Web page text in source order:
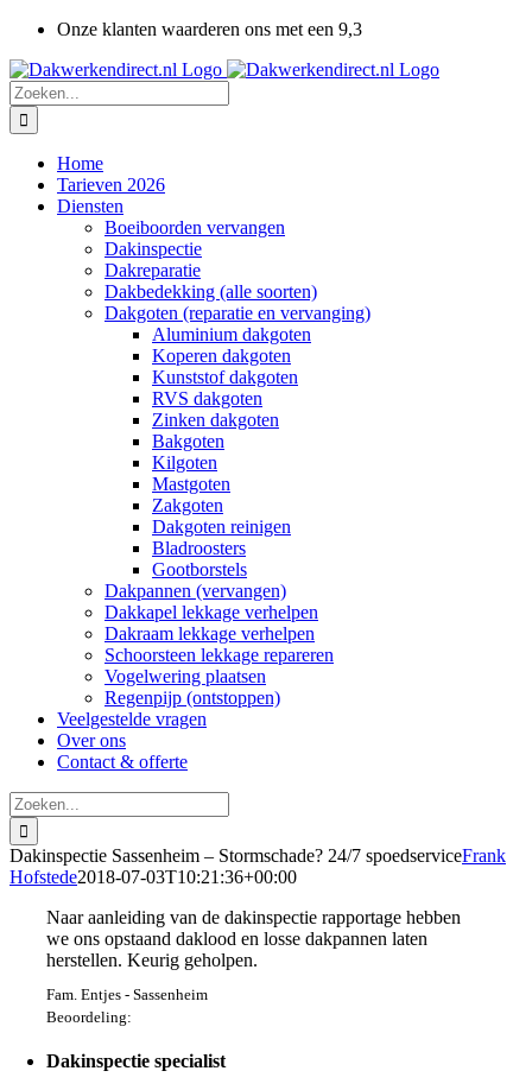
inhoud
Onze klanten waarderen ons met een 9,3
Zoeken
naar:
Home
Tarieven 2026
Diensten
Boeiboorden vervangen
Dakinspectie
Dakreparatie
Dakbedekking (alle soorten)
Dakgoten (reparatie en vervanging)
Aluminium dakgoten
Koperen dakgoten
Kunststof dakgoten
RVS dakgoten
Zinken dakgoten
Bakgoten
Kilgoten
Mastgoten
Zakgoten
Dakgoten reinigen
Bladroosters
Gootborstels
Dakpannen (vervangen)
Dakkapel lekkage verhelpen
Dakraam lekkage verhelpen
Schoorsteen lekkage repareren
Vogelwering plaatsen
Regenpijp (ontstoppen)
Veelgestelde vragen
Over ons
Contact & offerte
Zoeken
naar:
Dakinspectie Sassenheim – Stormschade? 24/7 spoedserviceFrank
Hofstede2018-07-03T10:21:36+00:00
Naar aanleiding van de dakinspectie rapportage hebben
we ons opstaand daklood en losse dakpannen laten
herstellen. Keurig geholpen.
Fam. Entjes - Sassenheim
Beoordeling:
Dakinspectie specialist